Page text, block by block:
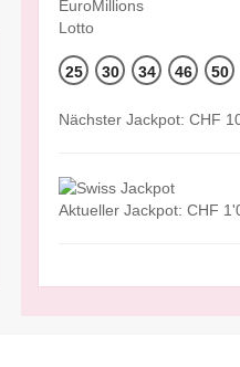
25 30 34 46 50
Nächster Jackpot: CHF
Aktueller Jackpot: CHF